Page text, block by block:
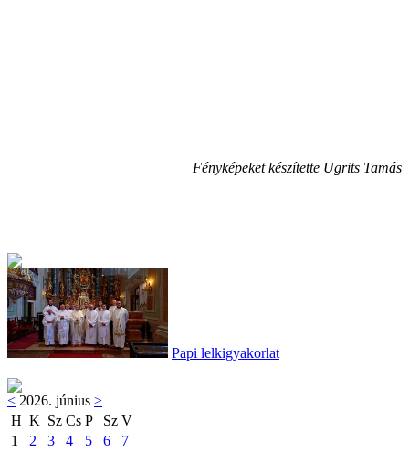
Fényképeket készítette Ugrits Tamás
Papi lelkigyakorlat
< 2026. június >
H K Sz Cs P Sz V
1
2 3 4 5 6
7